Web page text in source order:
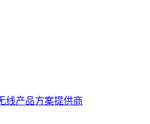
线产品方案提供商